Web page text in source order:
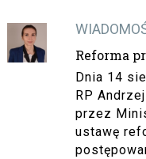
Reforma
Dnia 14
RP
przez
ustawę